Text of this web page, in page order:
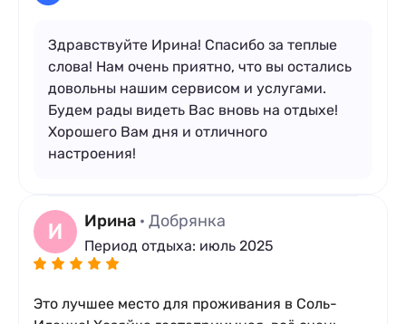
Здравствуйте Ирина! Спасибо за теплые
слова! Нам очень приятно, что вы остались
довольны нашим сервисом и услугами.
Будем рады видеть Вас вновь на отдыхе!
Хорошего Вам дня и отличного
настроения!
И Ирина · Добрянка
Период отдыха: июль 2025
Это лучшее место для проживания в Соль-